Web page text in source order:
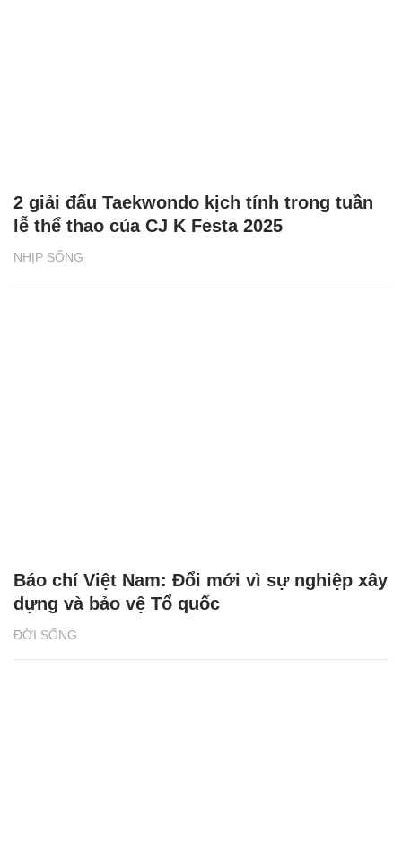
NHỊP SỐNG
2 giải đấu Taekwondo kịch tính trong tuần
lễ thể thao của CJ K Festa 2025
ĐỜI SỐNG
Báo chí Việt Nam: Đổi mới vì sự nghiệp xây
dựng và bảo vệ Tổ quốc